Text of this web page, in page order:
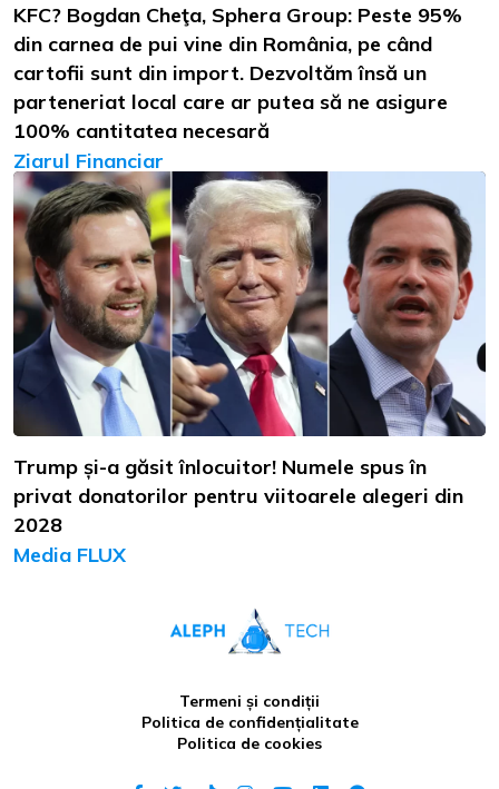
KFC? Bogdan Cheţa, Sphera Group: Peste 95%
din carnea de pui vine din România, pe când
cartofii sunt din import. Dezvoltăm însă un
parteneriat local care ar putea să ne asigure
100% cantitatea necesară
Ziarul Financiar
Trump și-a găsit înlocuitor! Numele spus în
privat donatorilor pentru viitoarele alegeri din
2028
Media FLUX
Termeni și condiții
Politica de confidențialitate
Politica de cookies